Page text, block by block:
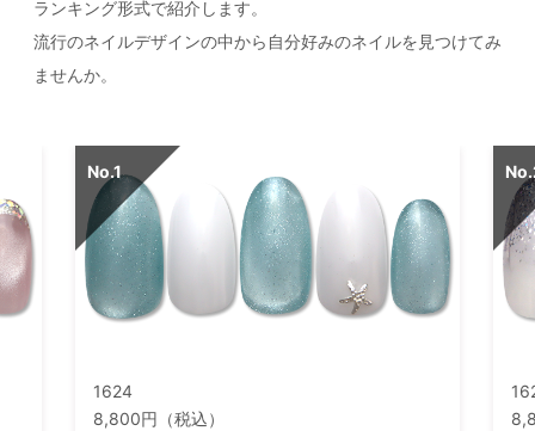
ランキング形式で紹介します。
流行のネイルデザインの中から自分好みのネイルを見つけてみ
ませんか。
1624
8,800円（税込）